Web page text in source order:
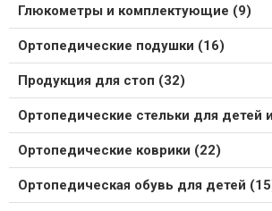
Глюкометры и комплектующие (9)
Ортопедические подушки (16)
Продукция для стоп (32)
Ортопедические стельки для детей
Ортопедические коврики (22)
Ортопедическая обувь для детей